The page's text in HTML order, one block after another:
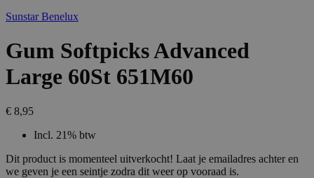
Sunstar Benelux
Gum Softpicks Advanced
Large 60St 651M60
€ 8,95
Incl. 21% btw
Dit product is momenteel uitverkocht! Laat je emailadres achter en
we geven je een seintje zodra dit weer op vooraad is.